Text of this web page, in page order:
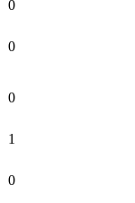
0
0
0
1
0